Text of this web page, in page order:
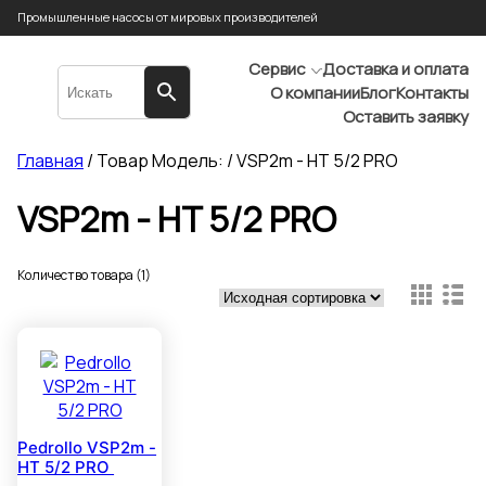
Промышленные насосы от мировых производителей
Сервис
Доставка и оплата
О компанииБлогКонтакты
Оставить заявку
Главная / Товар Модель: / VSP2m - HT 5/2 PRO
VSP2m - HT 5/2 PRO
Количество товара (1)
Pedrollo VSP2m -
HT 5/2 PRO